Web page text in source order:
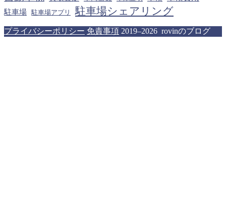
駐車場 駐車場アプリ 駐車場シェアリング
プライバシーポリシー 免責事項 2019–2026 rovinのブログ